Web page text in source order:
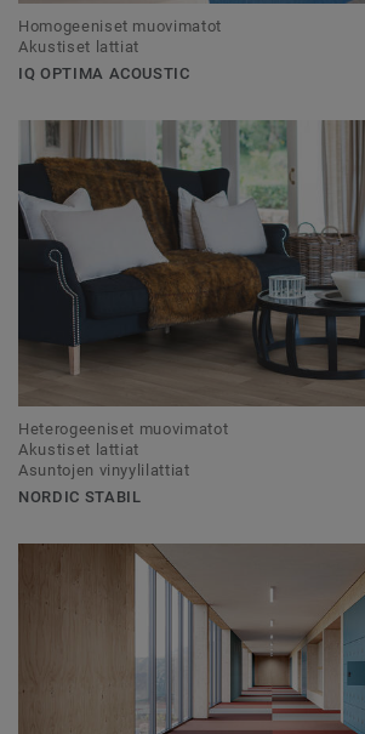
Homogeeniset muovimatot
Akustiset lattiat
IQ OPTIMA ACOUSTIC
Heterogeeniset muovimatot
Akustiset lattiat
Asuntojen vinyylilattiat
NORDIC STABIL